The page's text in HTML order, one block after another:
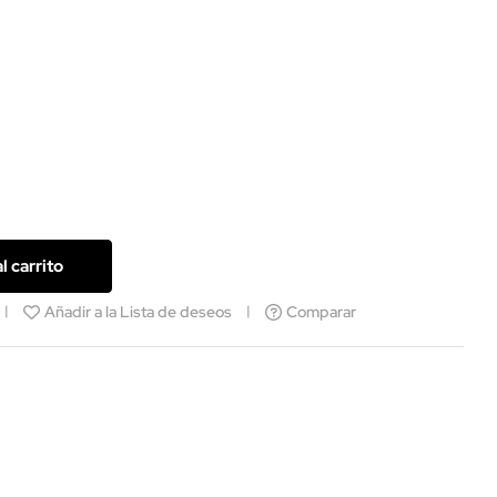
carrito
Añadir a la Lista de deseos Comparar